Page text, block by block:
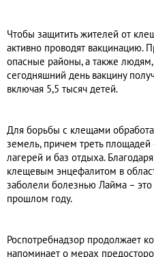
Чтобы защитить жителей от
активно проводят вакцинацию.
опасные районы, а также
сегодняшний день вакцину
включая 5,5 тысяч детей.
Для борьбы с клещами
земель, причем треть площадей
лагерей и баз отдыха.
клещевым энцефалитом в
заболели болезнью Лайма –
прошлом году.
Роспотребнадзор продолжает
напоминает о мерах